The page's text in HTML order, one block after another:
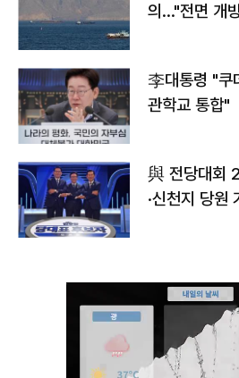
의…"전면 개
李대통령 "쿠
관학교 통합"
與 전당대회
·신천지 당원